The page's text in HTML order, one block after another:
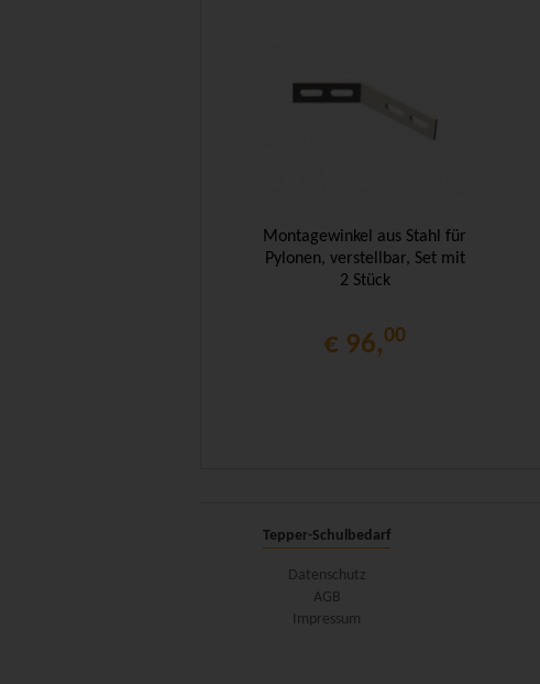
Montagewinkel aus Stahl für
Pylonen, verstellbar, Set mit
2 Stück
€ 96,00
Tepper-Schulbedarf
Datenschutz
AGB
Impressum